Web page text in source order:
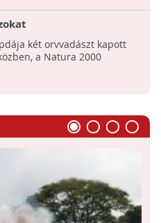
két orvvadászt kapott
a Natura 2000